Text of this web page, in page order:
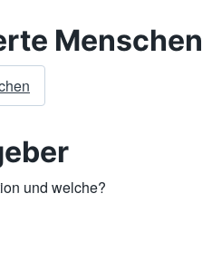
Menschen
und welche?